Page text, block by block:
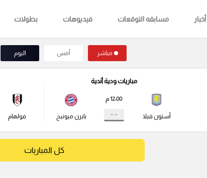
أخبار مسابقه التوقعات فيديوهات بطولات
مباشر أمس اليوم
مباريات ودية أندية
أستون فيلا
12:00 م
- : - بايرن ميونيخ فولهام
كل المباريات